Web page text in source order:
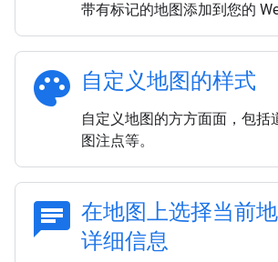
带有标记的地图添加到您的
palette 自定义地图的样式
自定义地图的方方面面，包括
图注点等。
chat 在地图上选择当前
详细信息